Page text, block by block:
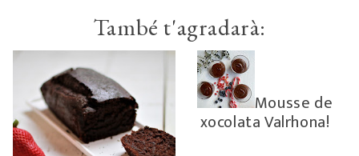
També t'agradarà:
Mousse de
xocolata Valrhona!